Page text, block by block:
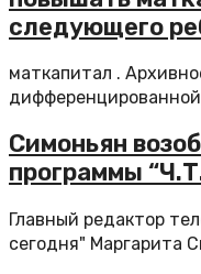
следующего
маткапитал .
Симоньян
программы
Главный редактор
сегодня" Маргарита